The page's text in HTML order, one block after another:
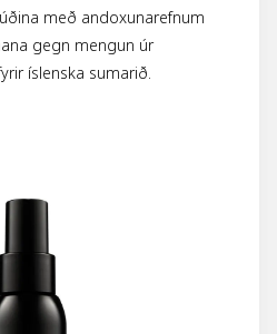
með andoxunarefnum
gegn mengun úr
íslenska sumarið.